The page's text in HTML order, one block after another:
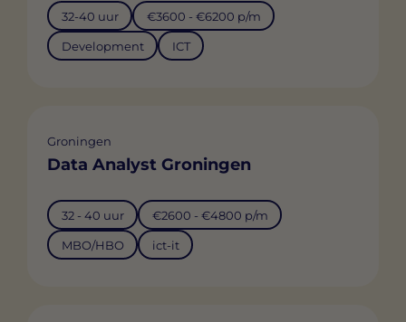
32-40 uur €3600 - €6200 p/m
Development ICT
Groningen
Data Analyst Groningen
32 - 40 uur €2600 - €4800 p/m
MBO/HBO ict-it